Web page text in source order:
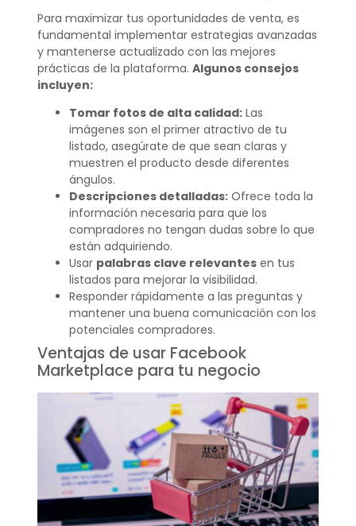
Para maximizar tus oportunidades de venta, es
fundamental implementar estrategias avanzadas
y mantenerse actualizado con las mejores
prácticas de la plataforma. Algunos consejos
incluyen:
Tomar fotos de alta calidad:Las
imágenes son el primer atractivo de tu
listado, asegúrate de que sean claras y
muestren el producto desde diferentes
ángulos.
Descripciones detalladas:Ofrece toda la
información necesaria para que los
compradores no tengan dudas sobre lo que
están adquiriendo.
Usar palabras clave relevantesen tus
listados para mejorar la visibilidad.
Responder rápidamente a las preguntas y
mantener una buena comunicación con los
potenciales compradores.
Ventajas de usar Facebook
Marketplace para tu negocio